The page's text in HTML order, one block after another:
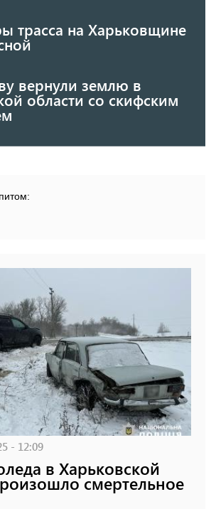
трасса на Харьковщине
вернули землю в
области со скифским
- 12:09
в Харьковской
смертельное